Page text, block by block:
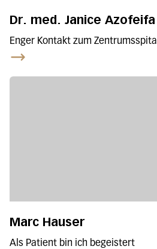
Dr. med. Janice Azofeifa
Enger Kontakt zum Zentrumsspital
Marc Hauser
Als Patient bin ich begeistert